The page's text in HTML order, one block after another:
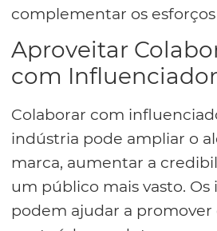
complementar os esforços
Aproveitar
com
Colaborar com
indústria pode ampliar o
marca, aumentar a
um público mais vasto.
podem ajudar a promover